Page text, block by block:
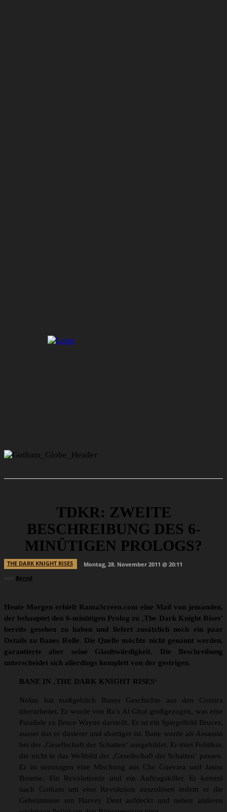
TDKR: ZWEITE
BESCHREIBUNG DES 6-
MINÜTIGEN PROLOGS?
THE DARK KNIGHT RISES
Montag, 28. November 2011 @ 20:11
von Bernd
Heute Morgen erhielt RamaScreen.com eine Mail von jemanden,
der behauptet den 6-minütigen Prolog zu ‚The Dark Knight Rises‘
bereits gesehen zu haben und liefert zusätzlich noch ein paar
Details zu Banes Rolle. Die Quelle möchte nicht genannt werden,
garantierte aber seine Glaubwürdigkeit. Die Beschreibung
unterscheidet sich allerdings komplett von der gestrigen.
BANE IN ‚THE DARK KNIGHT RISES‘
Nolan hat maßgeblich Banes Geschichte aus den Comics
überarbeitet. Er wurde von Ra’s Al Ghul großgezogen, was eine
Parallele zu Bruce Wayne darstellt. Er ist ein Spiegelbild Bruces,
ausser das er düsterer und abartiger ist. Bane wurde als Assassin
bei der ‚Gesellschaft der Schatten‘ ausgebildet. Er tötet Politiker,
die nicht in das Weltbild der ‚Gesellschaft der Schatten‘ passen.
Er ist sozusagen eine Mischung aus Che Guevara und Jason
Bourne. Ein Revolutionär und ein Auftragskiller. Er kommt
nach Gotham um eine Revolution auszulösen indem er die
Geheimnisse um Harvey Dent aufdeckt und neben anderen